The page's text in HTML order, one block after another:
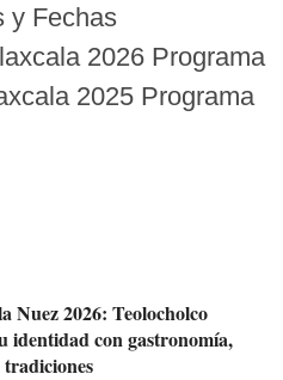
y Fechas
2026 Programa
2025 Programa
Nuez 2026: Teolocholco
identidad con gastronomía,